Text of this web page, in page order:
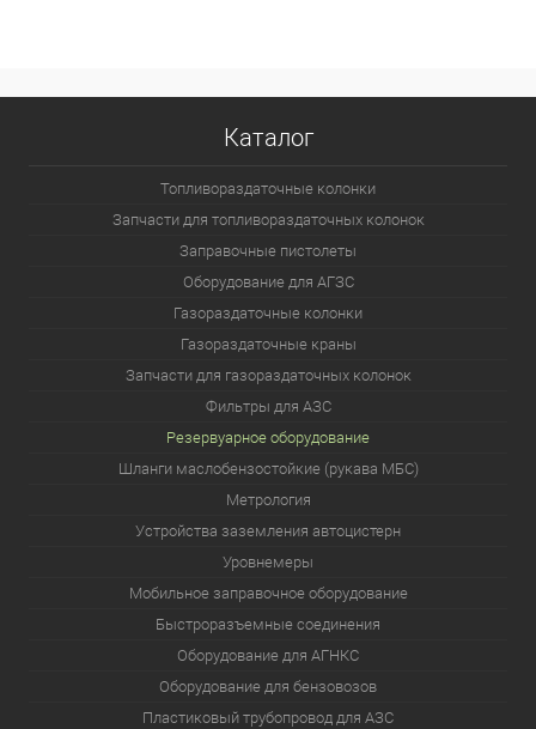
Каталог
Топливораздаточные колонки
Запчасти для топливораздаточных колонок
Заправочные пистолеты
Оборудование для АГЗС
Газораздаточные колонки
Газораздаточные краны
Запчасти для газораздаточных колонок
Фильтры для АЗС
Резервуарное оборудование
Шланги маслобензостойкие (рукава МБС)
Метрология
Устройства заземления автоцистерн
Уровнемеры
Мобильное заправочное оборудование
Быстроразъемные соединения
Оборудование для АГНКС
Оборудование для бензовозов
Пластиковый трубопровод для АЗС